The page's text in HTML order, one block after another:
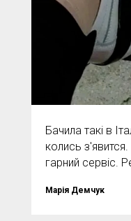
Бачила такі в
колись
гарний сервіс.
Марія Демчук